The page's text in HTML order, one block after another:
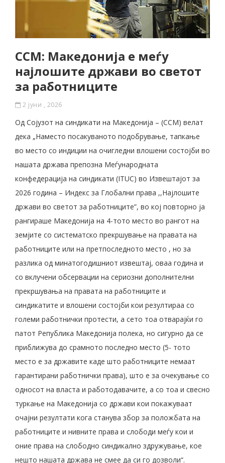
ССМ: Македонија е меѓу
најлошите држави во светот
за работниците
2 јуни , 2026
Од Сојузот на синдикати на Македонија – (ССМ) велат
дека „Наместо посакуваното подобрување, тапкање
во место со индиции на очигледни влошени состојби во
нашата држава препозна Меѓународната
конфедерација на синдикати (ITUC) во Извештајот за
2026 година – Индекс за Глобални права ,,Најлошите
држави во светот за работниците”, во кој повторно ја
рангираше Македонија на 4-тото место во рангот на
земјите со систематско прекршување на правата на
работниците или на претпоследното место , но за
разлика од минатогодишниот извештај, оваа година и
со вклучени обсервации на сериозни дополнителни
прекршувања на правата на работниците и
синдикатите и влошени состојби кои резултираа со
големи работнички протести, а сето тоа отварајќи го
патот Република Македонија полека, но сигурно да се
приближува до срамното последно место (5- тото
место е за државите каде што работниците немаат
гарантирани работнички права), што е за очекување со
односот на власта и работодавачите, а со тоа и свесно
туркање на Македонија со држави кои покажуваат
очајни резултати кога станува збор за положбата на
работниците и нивните права и слободи меѓу кои и
оние права на слободно синдикално здружување, кое
нешто нашата држава не смее да си го дозволи“.